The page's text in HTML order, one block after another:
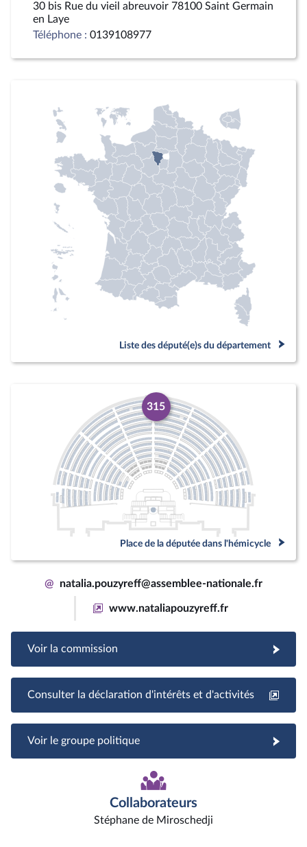
30 bis Rue du vieil abreuvoir 78100 Saint Germain
en Laye
Téléphone : 0139108977
Liste des député(e)s du département
315
Place de la députée dans l'hémicycle
@ natalia.pouzyreff@assemblee-nationale.fr
www.nataliapouzyreff.fr
Voir la commission
Consulter la déclaration d'intérêts et d'activités
Voir le groupe politique
Collaborateurs
Stéphane de Miroschedji